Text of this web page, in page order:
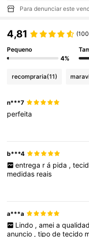
Para denunciar este
4,81
Pequeno
4%
recompraria(11)
n***7
perfeita
b***4
entrega r á pida ,
medidas reais
a***a
Lindo , amei a
anuncio ,tipodetecido